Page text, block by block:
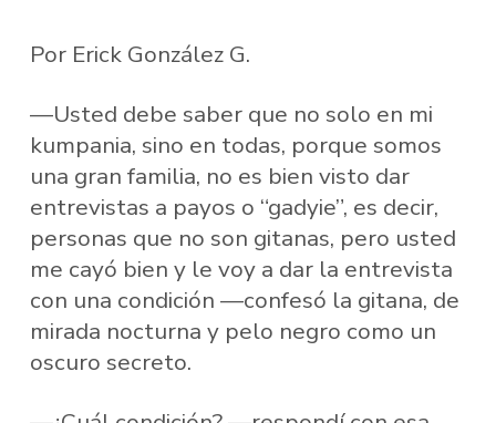
Por Erick González G.
—Usted debe saber que no solo en mi
kumpania, sino en todas, porque somos
una gran familia, no es bien visto dar
entrevistas a payos o “gadyie”, es decir,
personas que no son gitanas, pero usted
me cayó bien y le voy a dar la entrevista
con una condición —confesó la gitana, de
mirada nocturna y pelo negro como un
oscuro secreto.